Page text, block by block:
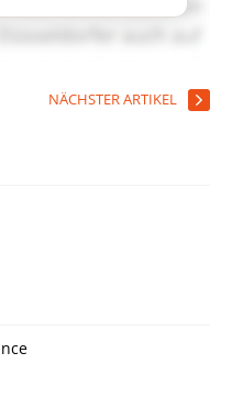
NÄCHSTER ARTIKEL